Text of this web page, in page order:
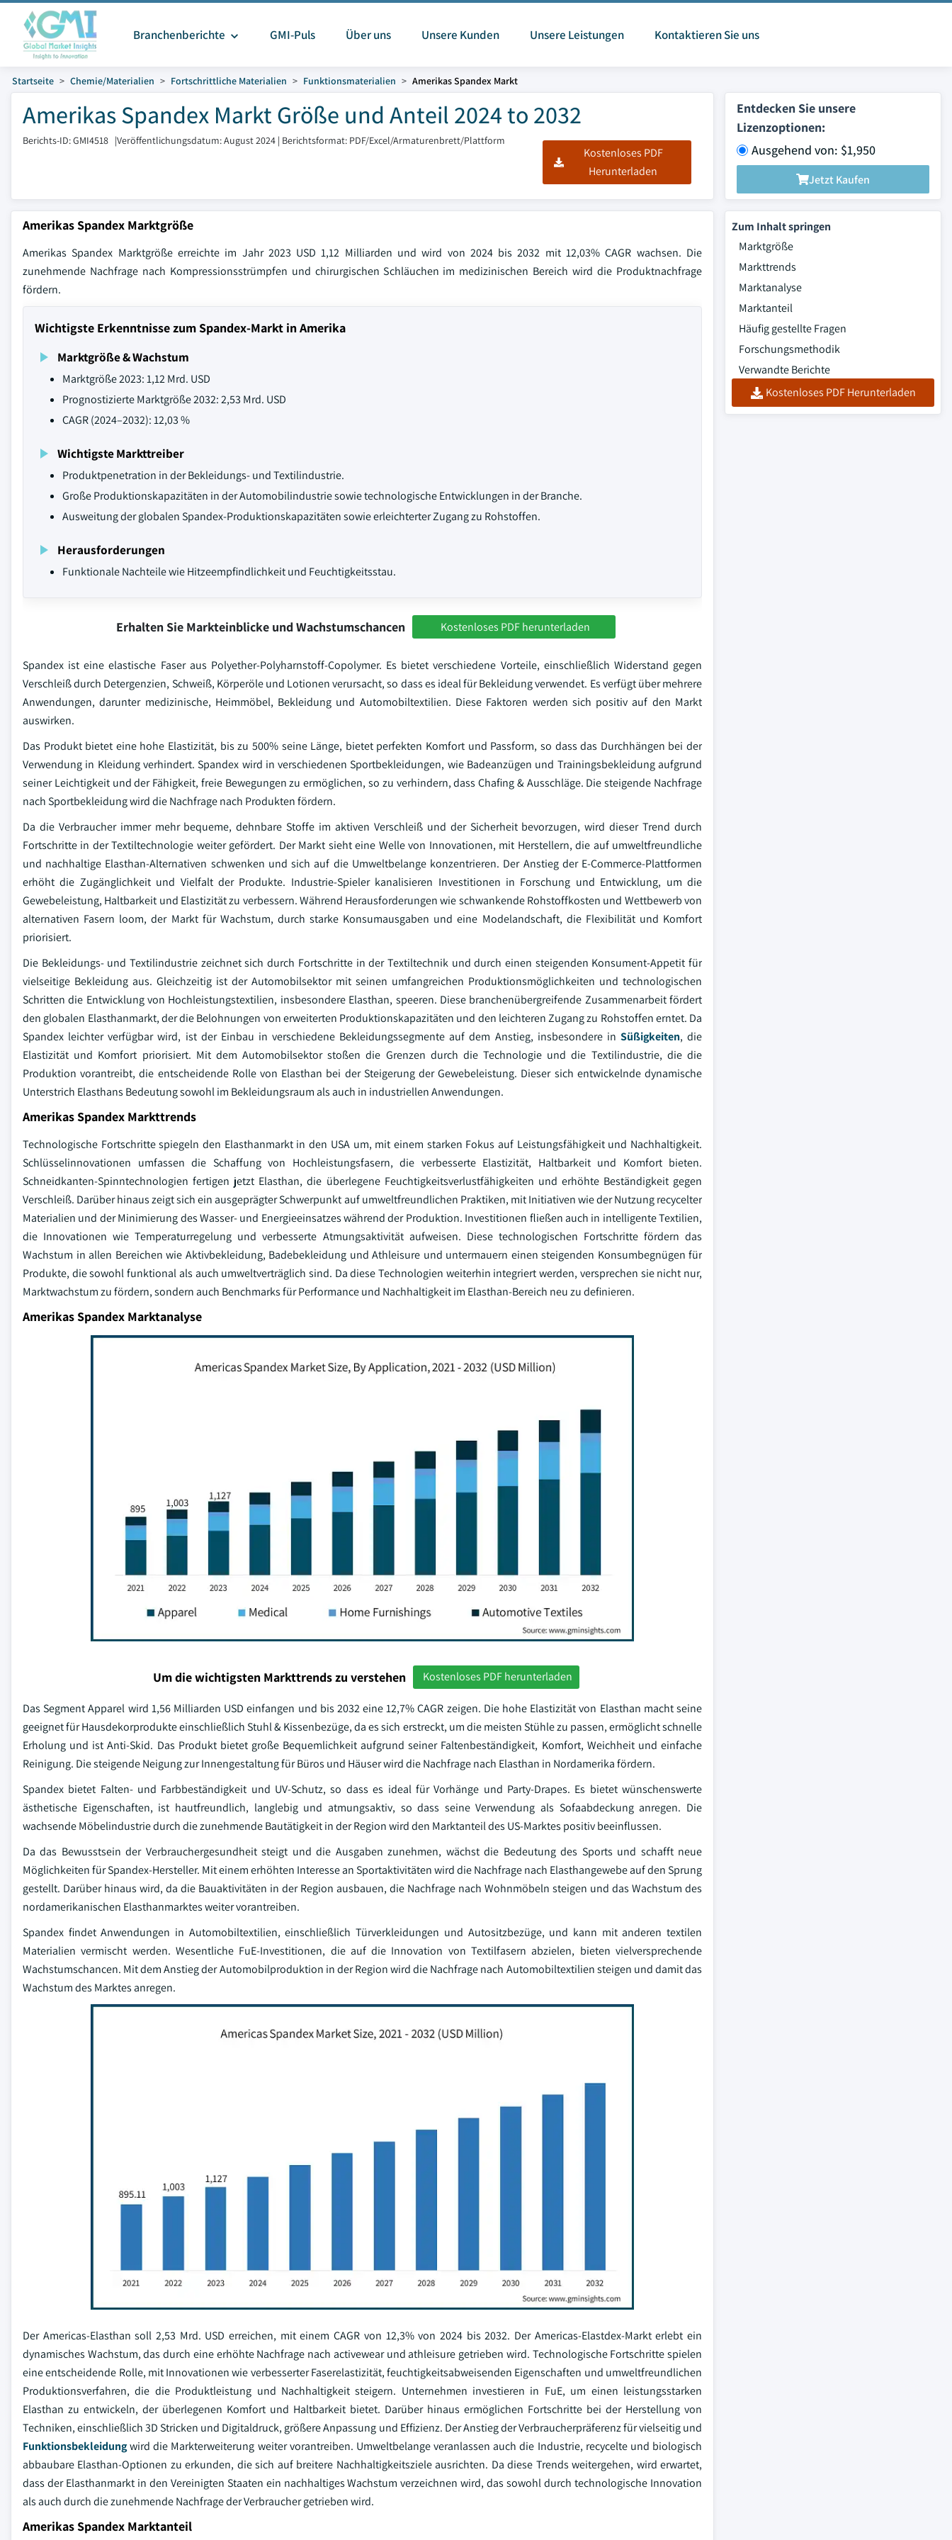
Branchenberichte GMI-Puls Über uns Unsere Kunden Unsere Leistungen Kontaktieren Sie uns
Startseite Chemie/Materialien Fortschrittliche Materialien Funktionsmaterialien Amerikas Spandex Markt
Amerikas Spandex Markt Größe und Anteil 2024 to 2032
Berichts-ID: GMI4518 |Veröffentlichungsdatum: August 2024 | Berichtsformat: PDF/Excel/Armaturenbrett/Plattform
Kostenloses PDF
Herunterladen
Entdecken Sie unsere
Lizenzoptionen:
Ausgehend von: $1,950
Jetzt Kaufen
Amerikas Spandex Marktgröße
Amerikas Spandex Marktgröße erreichte im Jahr 2023 USD 1,12 Milliarden und wird von 2024 bis 2032 mit 12,03% CAGR wachsen. Die
zunehmende Nachfrage nach Kompressionsstrümpfen und chirurgischen Schläuchen im medizinischen Bereich wird die Produktnachfrage
fördern.
Wichtigste Erkenntnisse zum Spandex-Markt in Amerika
Marktgröße & Wachstum
Marktgröße 2023: 1,12 Mrd. USD
Prognostizierte Marktgröße 2032: 2,53 Mrd. USD
CAGR (2024–2032): 12,03 %
Wichtigste Markttreiber
Produktpenetration in der Bekleidungs- und Textilindustrie.
Große Produktionskapazitäten in der Automobilindustrie sowie technologische Entwicklungen in der Branche.
Ausweitung der globalen Spandex-Produktionskapazitäten sowie erleichterter Zugang zu Rohstoffen.
Herausforderungen
Funktionale Nachteile wie Hitzeempfindlichkeit und Feuchtigkeitsstau.
Erhalten Sie Markteinblicke und Wachstumschancen Kostenloses PDF herunterladen
Spandex ist eine elastische Faser aus Polyether-Polyharnstoff-Copolymer. Es bietet verschiedene Vorteile, einschließlich Widerstand gegen
Verschleiß durch Detergenzien, Schweiß, Körperöle und Lotionen verursacht, so dass es ideal für Bekleidung verwendet. Es verfügt über mehrere
Anwendungen, darunter medizinische, Heimmöbel, Bekleidung und Automobiltextilien. Diese Faktoren werden sich positiv auf den Markt
auswirken.
Das Produkt bietet eine hohe Elastizität, bis zu 500% seine Länge, bietet perfekten Komfort und Passform, so dass das Durchhängen bei der
Verwendung in Kleidung verhindert. Spandex wird in verschiedenen Sportbekleidungen, wie Badeanzügen und Trainingsbekleidung aufgrund
seiner Leichtigkeit und der Fähigkeit, freie Bewegungen zu ermöglichen, so zu verhindern, dass Chafing & Ausschläge. Die steigende Nachfrage
nach Sportbekleidung wird die Nachfrage nach Produkten fördern.
Da die Verbraucher immer mehr bequeme, dehnbare Stoffe im aktiven Verschleiß und der Sicherheit bevorzugen, wird dieser Trend durch
Fortschritte in der Textiltechnologie weiter gefördert. Der Markt sieht eine Welle von Innovationen, mit Herstellern, die auf umweltfreundliche
und nachhaltige Elasthan-Alternativen schwenken und sich auf die Umweltbelange konzentrieren. Der Anstieg der E-Commerce-Plattformen
erhöht die Zugänglichkeit und Vielfalt der Produkte. Industrie-Spieler kanalisieren Investitionen in Forschung und Entwicklung, um die
Gewebeleistung, Haltbarkeit und Elastizität zu verbessern. Während Herausforderungen wie schwankende Rohstoffkosten und Wettbewerb von
alternativen Fasern loom, der Markt für Wachstum, durch starke Konsumausgaben und eine Modelandschaft, die Flexibilität und Komfort
priorisiert.
Die Bekleidungs- und Textilindustrie zeichnet sich durch Fortschritte in der Textiltechnik und durch einen steigenden Konsument-Appetit für
vielseitige Bekleidung aus. Gleichzeitig ist der Automobilsektor mit seinen umfangreichen Produktionsmöglichkeiten und technologischen
Schritten die Entwicklung von Hochleistungstextilien, insbesondere Elasthan, speeren. Diese branchenübergreifende Zusammenarbeit fördert
den globalen Elasthanmarkt, der die Belohnungen von erweiterten Produktionskapazitäten und den leichteren Zugang zu Rohstoffen erntet. Da
Spandex leichter verfügbar wird, ist der Einbau in verschiedene Bekleidungssegmente auf dem Anstieg, insbesondere in Süßigkeiten, die
Elastizität und Komfort priorisiert. Mit dem Automobilsektor stoßen die Grenzen durch die Technologie und die Textilindustrie, die die
Produktion vorantreibt, die entscheidende Rolle von Elasthan bei der Steigerung der Gewebeleistung. Dieser sich entwickelnde dynamische
Unterstrich Elasthans Bedeutung sowohl im Bekleidungsraum als auch in industriellen Anwendungen.
Amerikas Spandex Markttrends
Technologische Fortschritte spiegeln den Elasthanmarkt in den USA um, mit einem starken Fokus auf Leistungsfähigkeit und Nachhaltigkeit.
Schlüsselinnovationen umfassen die Schaffung von Hochleistungsfasern, die verbesserte Elastizität, Haltbarkeit und Komfort bieten.
Schneidkanten-Spinntechnologien fertigen jetzt Elasthan, die überlegene Feuchtigkeitsverlustfähigkeiten und erhöhte Beständigkeit gegen
Verschleiß. Darüber hinaus zeigt sich ein ausgeprägter Schwerpunkt auf umweltfreundlichen Praktiken, mit Initiativen wie der Nutzung recycelter
Materialien und der Minimierung des Wasser- und Energieeinsatzes während der Produktion. Investitionen fließen auch in intelligente Textilien,
die Innovationen wie Temperaturregelung und verbesserte Atmungsaktivität aufweisen. Diese technologischen Fortschritte fördern das
Wachstum in allen Bereichen wie Aktivbekleidung, Badebekleidung und Athleisure und untermauern einen steigenden Konsumbegnügen für
Produkte, die sowohl funktional als auch umweltverträglich sind. Da diese Technologien weiterhin integriert werden, versprechen sie nicht nur,
Marktwachstum zu fördern, sondern auch Benchmarks für Performance und Nachhaltigkeit im Elasthan-Bereich neu zu definieren.
Amerikas Spandex Marktanalyse
Um die wichtigsten Markttrends zu verstehen Kostenloses PDF herunterladen
Das Segment Apparel wird 1,56 Milliarden USD einfangen und bis 2032 eine 12,7% CAGR zeigen. Die hohe Elastizität von Elasthan macht seine
geeignet für Hausdekorprodukte einschließlich Stuhl & Kissenbezüge, da es sich erstreckt, um die meisten Stühle zu passen, ermöglicht schnelle
Erholung und ist Anti-Skid. Das Produkt bietet große Bequemlichkeit aufgrund seiner Faltenbeständigkeit, Komfort, Weichheit und einfache
Reinigung. Die steigende Neigung zur Innengestaltung für Büros und Häuser wird die Nachfrage nach Elasthan in Nordamerika fördern.
Spandex bietet Falten- und Farbbeständigkeit und UV-Schutz, so dass es ideal für Vorhänge und Party-Drapes. Es bietet wünschenswerte
ästhetische Eigenschaften, ist hautfreundlich, langlebig und atmungsaktiv, so dass seine Verwendung als Sofaabdeckung anregen. Die
wachsende Möbelindustrie durch die zunehmende Bautätigkeit in der Region wird den Marktanteil des US-Marktes positiv beeinflussen.
Da das Bewusstsein der Verbrauchergesundheit steigt und die Ausgaben zunehmen, wächst die Bedeutung des Sports und schafft neue
Möglichkeiten für Spandex-Hersteller. Mit einem erhöhten Interesse an Sportaktivitäten wird die Nachfrage nach Elasthangewebe auf den Sprung
gestellt. Darüber hinaus wird, da die Bauaktivitäten in der Region ausbauen, die Nachfrage nach Wohnmöbeln steigen und das Wachstum des
nordamerikanischen Elasthanmarktes weiter vorantreiben.
Spandex findet Anwendungen in Automobiltextilien, einschließlich Türverkleidungen und Autositzbezüge, und kann mit anderen textilen
Materialien vermischt werden. Wesentliche FuE-Investitionen, die auf die Innovation von Textilfasern abzielen, bieten vielversprechende
Wachstumschancen. Mit dem Anstieg der Automobilproduktion in der Region wird die Nachfrage nach Automobiltextilien steigen und damit das
Wachstum des Marktes anregen.
Der Americas-Elasthan soll 2,53 Mrd. USD erreichen, mit einem CAGR von 12,3% von 2024 bis 2032. Der Americas-Elastdex-Markt erlebt ein
dynamisches Wachstum, das durch eine erhöhte Nachfrage nach activewear und athleisure getrieben wird. Technologische Fortschritte spielen
eine entscheidende Rolle, mit Innovationen wie verbesserter Faserelastizität, feuchtigkeitsabweisenden Eigenschaften und umweltfreundlichen
Produktionsverfahren, die die Produktleistung und Nachhaltigkeit steigern. Unternehmen investieren in FuE, um einen leistungsstarken
Elasthan zu entwickeln, der überlegenen Komfort und Haltbarkeit bietet. Darüber hinaus ermöglichen Fortschritte bei der Herstellung von
Techniken, einschließlich 3D Stricken und Digitaldruck, größere Anpassung und Effizienz. Der Anstieg der Verbraucherpräferenz für vielseitig und
Funktionsbekleidungwird die Markterweiterung weiter vorantreiben. Umweltbelange veranlassen auch die Industrie, recycelte und biologisch
abbaubare Elasthan-Optionen zu erkunden, die sich auf breitere Nachhaltigkeitsziele ausrichten. Da diese Trends weitergehen, wird erwartet,
dass der Elasthanmarkt in den Vereinigten Staaten ein nachhaltiges Wachstum verzeichnen wird, das sowohl durch technologische Innovation
als auch durch die zunehmende Nachfrage der Verbraucher getrieben wird.
Amerikas Spandex Marktanteil
Zum Inhalt springen
Marktgröße
Markttrends
Marktanalyse
Marktanteil
Häufig gestellte Fragen
Forschungsmethodik
Verwandte Berichte
Kostenloses PDF Herunterladen